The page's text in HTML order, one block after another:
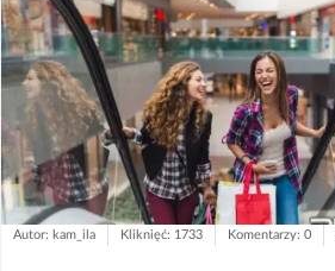
Autor: kam_ila Kliknięć: 1733 Komentarzy: 0